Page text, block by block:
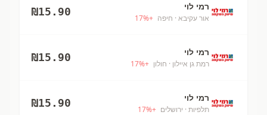
רמי לוי
אור עקיבא · חיפה +
17%
₪15.90
רמי לוי
רמת גן איילון · חולון +
17%
₪15.90
רמי לוי
תלפיות · ירושלים +
17%
₪15.90